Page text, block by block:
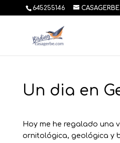
645255146
Un dia en
Hoy me he regalado una
ornitológica, geológica y